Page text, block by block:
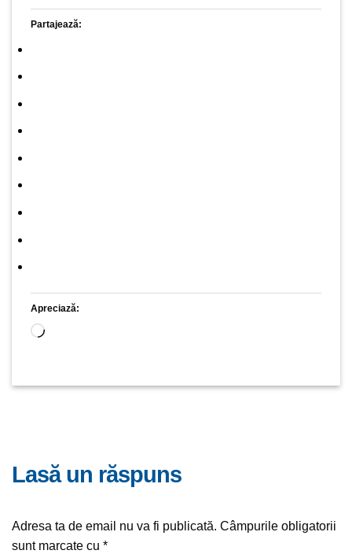
Partajează:
Apreciază:
Încarc...
lasă un răspuns
Adresa ta de email nu va fi publicată. Câmpurile obligatorii
sunt marcate cu *